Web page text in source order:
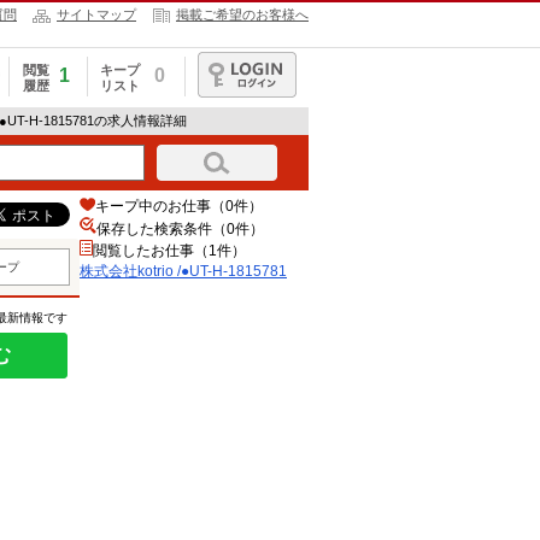
問 サイトマップ 掲載ご希望のお客様へ
閲覧
履歴
1
キープ
リスト
0
ログイン
H-1815781の求人情報詳細
プ
新情報です
キープ中のお仕事（0件）
保存した検索条件（0件）
閲覧したお仕事（1件）
株式会社kotrio /●UT-H-1815781